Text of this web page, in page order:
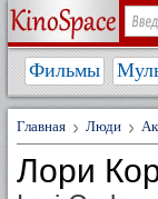
Фильмы
Главная Люди
Лори